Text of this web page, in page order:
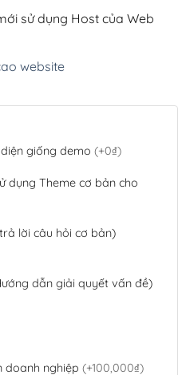
sử dụng Host của Web
website
giống demo (+0₫)
dụng Theme cơ bản cho
lời câu hỏi cơ bản)
dẫn giải quyết vấn đề)
doanh nghiệp (+100,000₫)